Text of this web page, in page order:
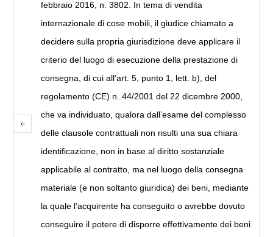
febbraio 2016, n. 3802. In tema di vendita
internazionale di cose mobili, il giudice chiamato a
decidere sulla propria giurisdizione deve applicare il
criterio del luogo di esecuzione della prestazione di
consegna, di cui all’art. 5, punto 1, lett. b), del
regolamento (CE) n. 44/2001 del 22 dicembre 2000,
che va individuato, qualora dall’esame del complesso
delle clausole contrattuali non risulti una sua chiara
identificazione, non in base al diritto sostanziale
applicabile al contratto, ma nel luogo della consegna
materiale (e non soltanto giuridica) dei beni, mediante
la quale l’acquirente ha conseguito o avrebbe dovuto
conseguire il potere di disporre effettivamente dei beni